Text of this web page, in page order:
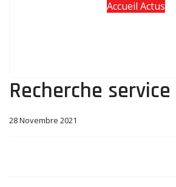
Accueil Actus
Recherche
28 Novembre 2021